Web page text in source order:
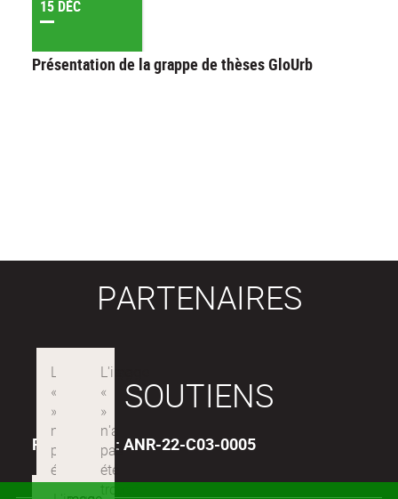
15 DÉC
Présentation de la grappe de thèses GloUrb
PARTENAIRES
SOUTIENS
Projet ANR : ANR-22-C03-0005